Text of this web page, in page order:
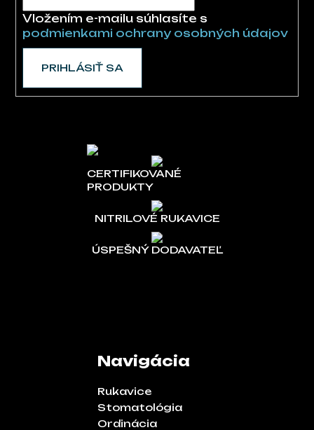
Vložením e-mailu súhlasíte s
podmienkami ochrany osobných údajov
PRIHLÁSIŤ SA
CERTIFIKOVANÉ
PRODUKTY
NITRILOVÉ RUKAVICE
ÚSPEŠNÝ DODAVATEĽ
Navigácia
Rukavice
Stomatológia
Ordinácia